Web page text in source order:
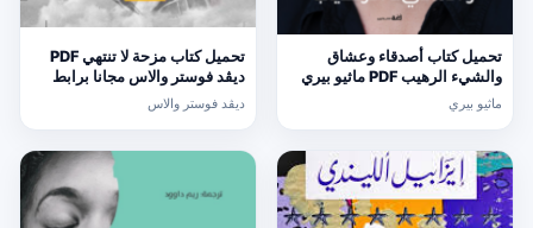
تحميل كتاب أصدقاء وعشاق
والشيء الرهيب PDF ماثيو بيري
مجانا برابط مباشر
ماثيو بيري
تحميل كتاب مزحة لا تنتهي PDF
ديڤد فوستر والاس مجانا برابط
مباشر
ديڤد فوستر والاس